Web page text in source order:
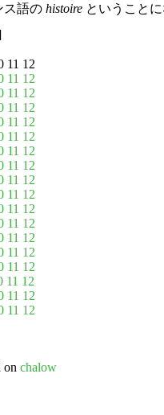
ス語の histoire ということ
11 12
11 12
11 12
11 12
11 12
11 12
11 12
11 12
11 12
11 12
11 12
11 12
11 12
11 12
11 12
11 12
11 12
11 12
on chalow